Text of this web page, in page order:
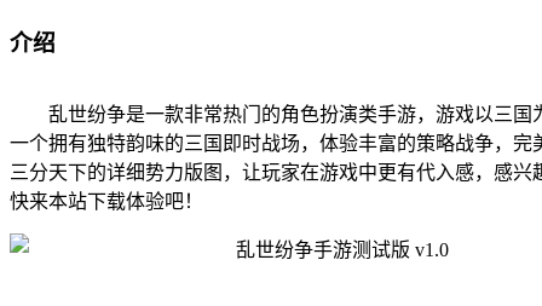
介绍
乱世纷争是一款非常热门的角色扮演类手游，游戏以三国
一个拥有独特韵味的三国即时战场，体验丰富的策略战争，完
三分天下的详细势力版图，让玩家在游戏中更有代入感，感兴
快来本站下载体验吧！